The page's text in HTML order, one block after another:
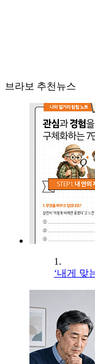
브라보 추천뉴스
1.
‘내게 맞